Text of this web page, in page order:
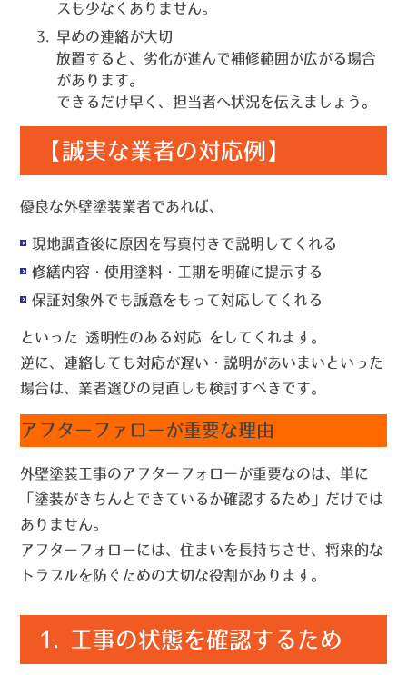
スも少なくありません。
早めの連絡が大切
放置すると、劣化が進んで補修範囲が広がる場合
があります。
できるだけ早く、担当者へ状況を伝えましょう。
【誠実な業者の対応例】
優良な外壁塗装業者であれば、
現地調査後に原因を写真付きで説明してくれる
修繕内容・使用塗料・工期を明確に提示する
保証対象外でも誠意をもって対応してくれる
といった 透明性のある対応 をしてくれます。
逆に、連絡しても対応が遅い・説明があいまいといった
場合は、業者選びの見直しも検討すべきです。
アフターファローが重要な理由
外壁塗装工事のアフターフォローが重要なのは、単に
「塗装がきちんとできているか確認するため」だけでは
ありません。
アフターフォローには、住まいを長持ちさせ、将来的な
トラブルを防ぐための大切な役割 があります。
1. 工事の状態を確認するため